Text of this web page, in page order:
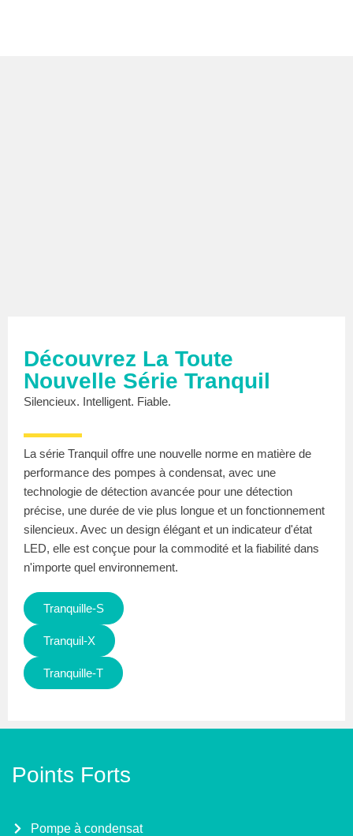
Découvrez La Toute
Nouvelle Série Tranquil
Silencieux. Intelligent. Fiable.
La série Tranquil offre une nouvelle norme en matière de
performance des pompes à condensat, avec une
technologie de détection avancée pour une détection
précise, une durée de vie plus longue et un fonctionnement
silencieux. Avec un design élégant et un indicateur d'état
LED, elle est conçue pour la commodité et la fiabilité dans
n'importe quel environnement.
Tranquille-S
Tranquil-X
Tranquille-T
Points Forts
Pompe à condensat